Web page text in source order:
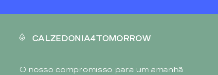
CALZEDONIA4TOMORROW
O nosso compromisso para um amanhã